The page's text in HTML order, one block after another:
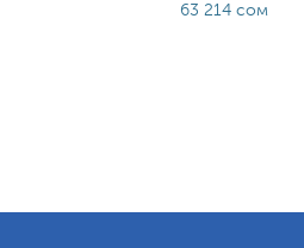
63 214 сом